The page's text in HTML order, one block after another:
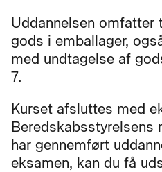
Uddannelsen
gods i emballager,
med undtagelse af
7.
Kurset afsluttes med
Beredskabsstyrelsens
har gennemført
eksamen, kan du få